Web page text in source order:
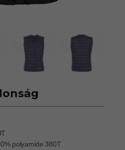
polyamide 380T